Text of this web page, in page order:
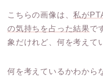
こちらの画像は、私が
の気持ちを占った結果で
象だけれど、何を考えて
何を考えているかわから